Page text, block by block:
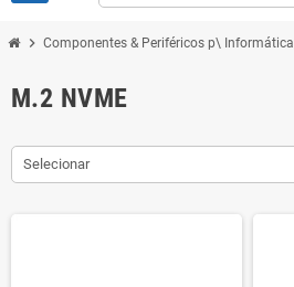
chevron_right Componentes & Periféricos p\ Informática
M.2 NVME
Selecionar